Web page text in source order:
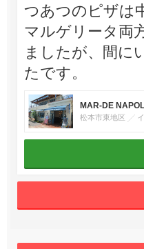
つあつのピザは
マルゲリータ両
ましたが、間に
たです。
MAR-DE NAPOLI
松本市東地区